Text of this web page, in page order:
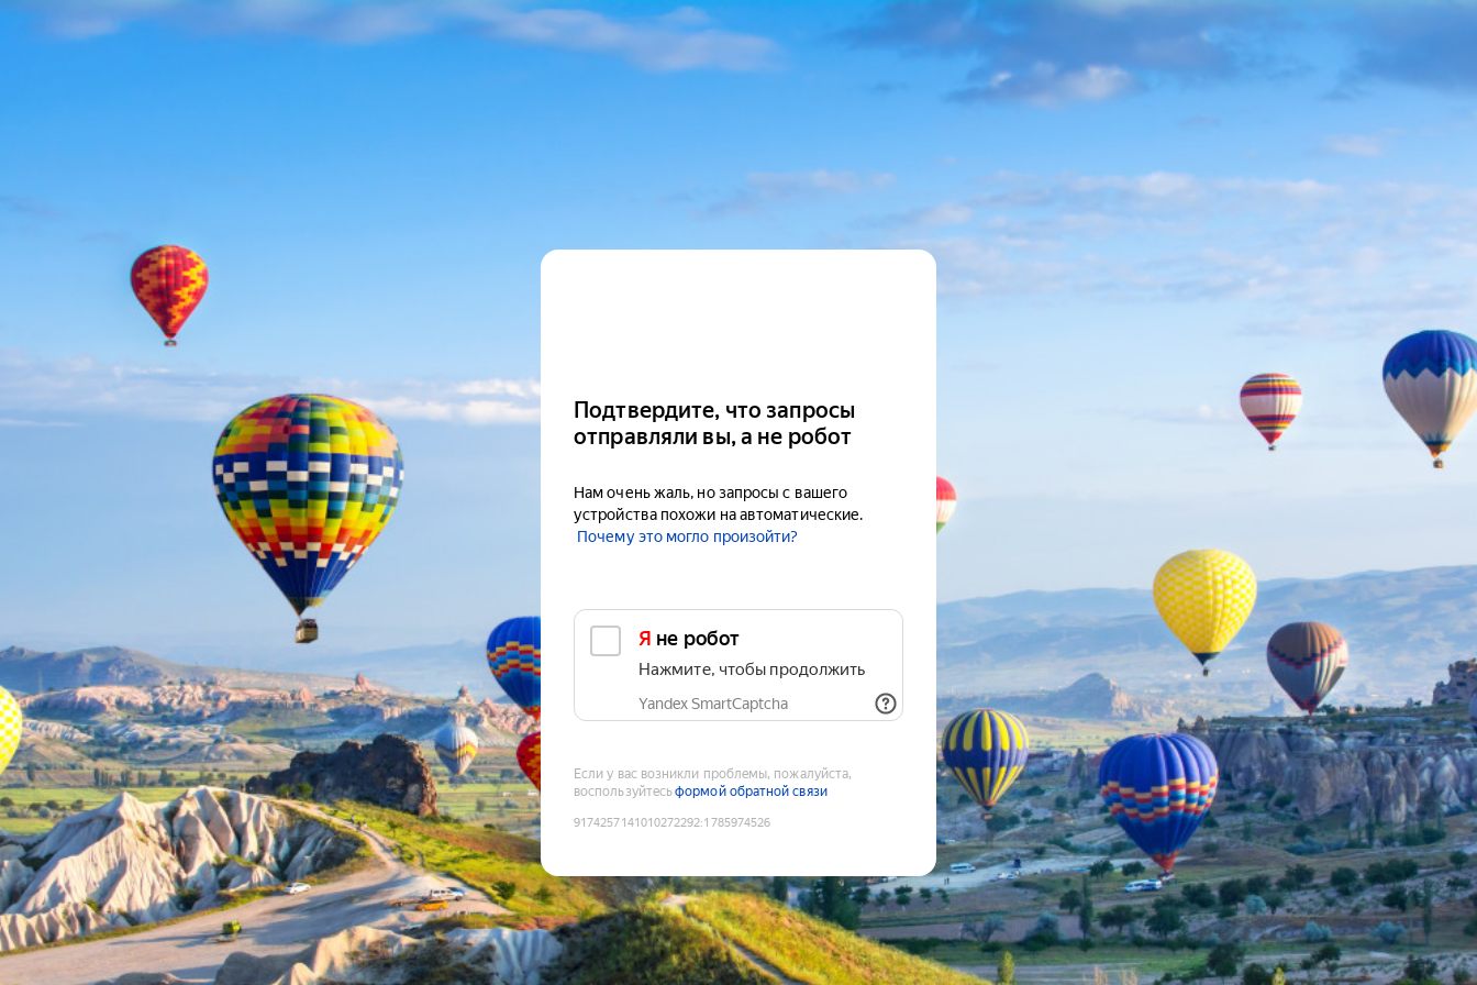
Подтвердите, что запросы
отправляли вы, а не робот
Нам очень жаль, но запросы с вашего
устройства похожи на автоматические.
Почему это могло произойти?
Я не робот
Нажмите, чтобы продолжить
Yandex SmartCaptcha
Если у вас возникли проблемы, пожалуйста,
воспользуйтесьформой обратной связи
9174257141010272292:1785974526